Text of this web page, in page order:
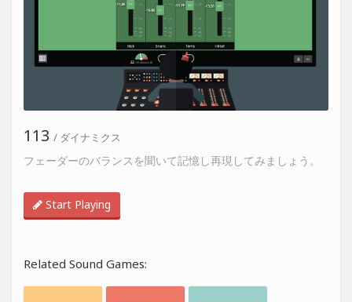
113 / ダイナミクス
フェーダーのバランスを聞いて記憶し再現してみましょう。
Start Playing
Related Sound Games: